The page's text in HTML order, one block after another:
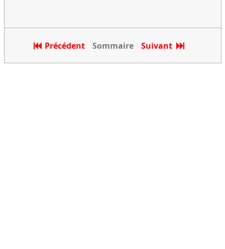
Précédent Sommaire Suivant